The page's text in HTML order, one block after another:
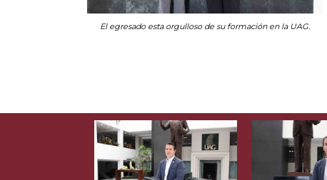
El egresado esta orgulloso de su formación en la UAG.